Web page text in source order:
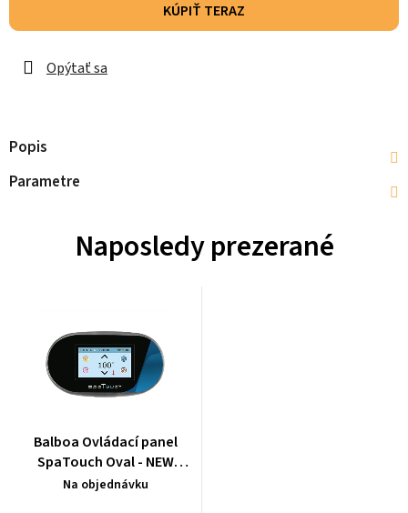
KÚPIŤ TERAZ
Opýtať sa
Popis
Parametre
Naposledy prezerané
Balboa Ovládací panel
SpaTouch Oval - NEW
VERSION - 57232
Na objednávku